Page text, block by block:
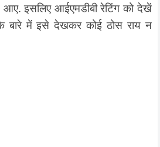
इसलिए आईएमडीबी रेटिंग को देखें
बारे में इसे देखकर कोई ठोस राय न